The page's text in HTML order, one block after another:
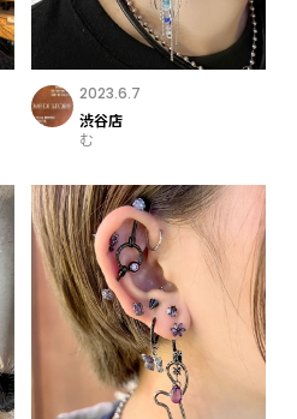
2023.6.7
渋谷店
む